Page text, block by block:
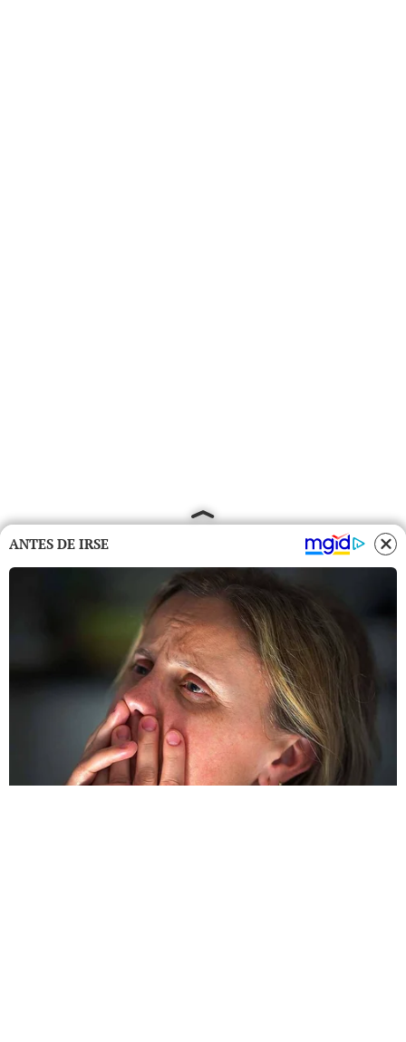
ANTES DE IRSE